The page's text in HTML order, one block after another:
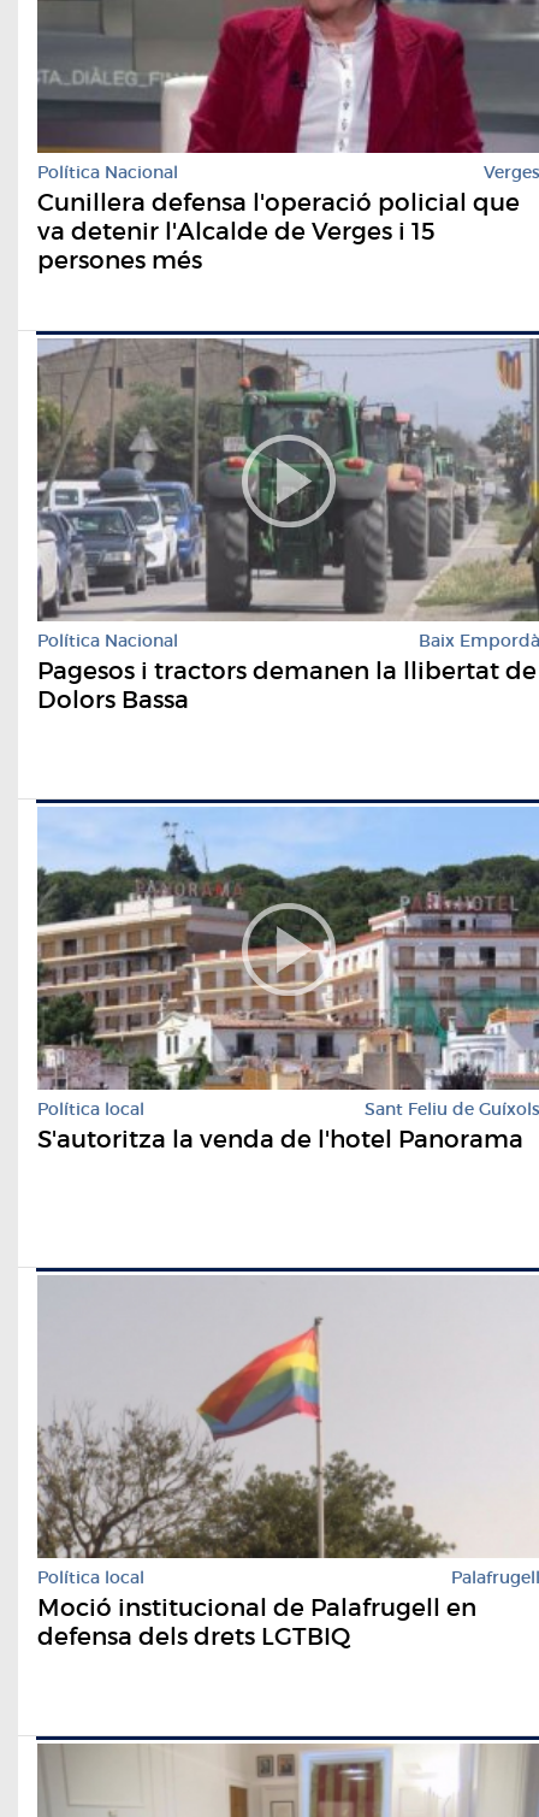
Política Nacional Verges
Cunillera defensa l'operació policial que
va detenir l'Alcalde de Verges i 15
persones més
Política Nacional Baix Empordà
Pagesos i tractors demanen la llibertat de
Dolors Bassa
Política local Sant Feliu de Guíxols
S'autoritza la venda de l'hotel Panorama
Política local Palafrugell
Moció institucional de Palafrugell en
defensa dels drets LGTBIQ